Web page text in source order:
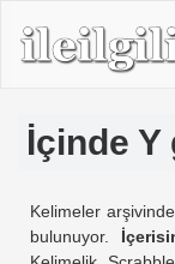
İçinde
Kelimeler
bulunuyor.